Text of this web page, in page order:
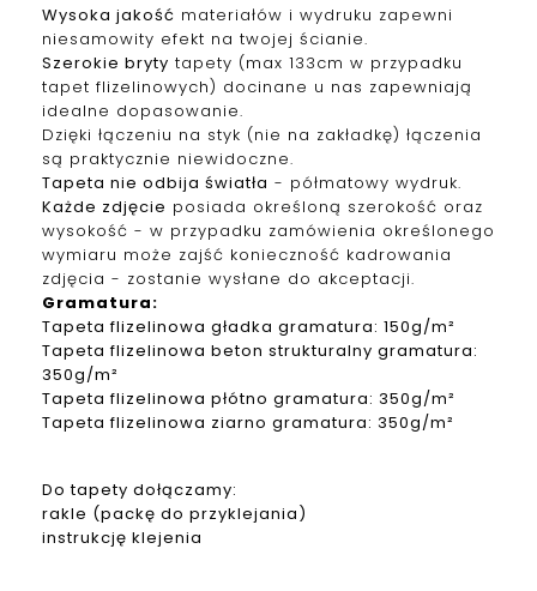
Wysoka jakość materiałów i wydruku zapewni
niesamowity efekt na twojej ścianie.
Szerokie bryty tapety (max 133cm w przypadku
tapet flizelinowych) docinane u nas zapewniają
idealne dopasowanie.
Dzięki łączeniu na styk (nie na zakładkę) łączenia
są praktycznie niewidoczne.
Tapeta nie odbija światła - półmatowy wydruk.
Każde zdjęcie posiada określoną szerokość oraz
wysokość - w przypadku zamówienia określonego
wymiaru może zajść konieczność kadrowania
zdjęcia - zostanie wysłane do akceptacji.
Gramatura:
Tapetaflizelinowa gładka gramatura: 150g/m²
Tapetaflizelinowa beton strukturalny gramatura:
350g/m²
Tapetaflizelinowa płótno gramatura: 350g/m²
Tapetaflizelinowa ziarno gramatura: 350g/m²
Do tapety dołączamy:
rakle (packę do przyklejania)
instrukcję klejenia